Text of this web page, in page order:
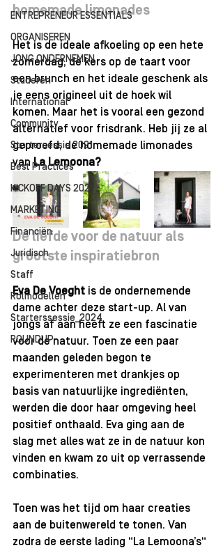
ENTREPRENEUR ESSENTIALS
ORGANISEREN
JONG ONDERNEMEN
Studeren
International
Community
Startersessie 2021
Best Practices
KICKOFF DAYS 2021
MARKETING
Financiën
Juridisch
Staff
Rolmodellen
Starterssessie_2024
ROUNDUP
homemade limonades
Het is de ideale afkoeling op een hete
zomerdag, de kers op de taart voor
een brunch en het ideale geschenk als
je eens origineel uit de hoek wil
komen. Maar het is vooral een gezond
alternatief voor frisdrank. Heb jij ze al
geproefd, de homemade limonades
van La Lemoona?
De liefde voor de natuur als
grootste inspiratiebron
Eva De Voeght is de ondernemende
dame achter deze start-up. Al van
jongs af aan heeft ze een fascinatie
voor de natuur. Toen ze een paar
maanden geleden begon te
experimenteren met drankjes op
basis van natuurlijke ingrediënten,
werden die door haar omgeving heel
positief onthaald. Eva ging aan de
slag met alles wat ze in de natuur kon
vinden en kwam zo uit op verrassende
combinaties.
Toen was het tijd om haar creaties
aan de buitenwereld te tonen. Van
zodra de eerste lading “La Lemoona’s“